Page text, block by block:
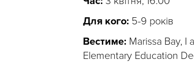
Для кого: 5-9 років
Вестиме: Marissa Bay,
Elementary Education